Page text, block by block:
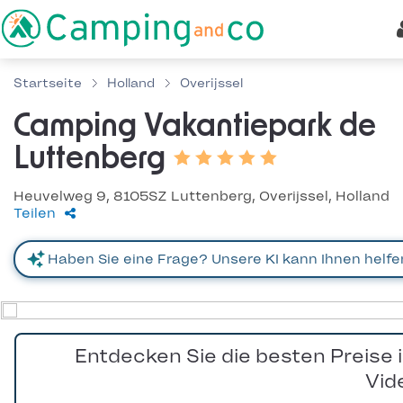
Startseite Holland Overijssel
Camping Vakantiepark de
Luttenberg
Heuvelweg 9, 8105SZ Luttenberg, Overijssel, Holland
Teilen
Entdecken Sie die besten Preise